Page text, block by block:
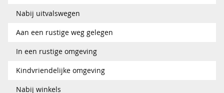
Nabij uitvalswegen
Aan een rustige weg gelegen
In een rustige omgeving
Kindvriendelijke omgeving
Nabij winkels